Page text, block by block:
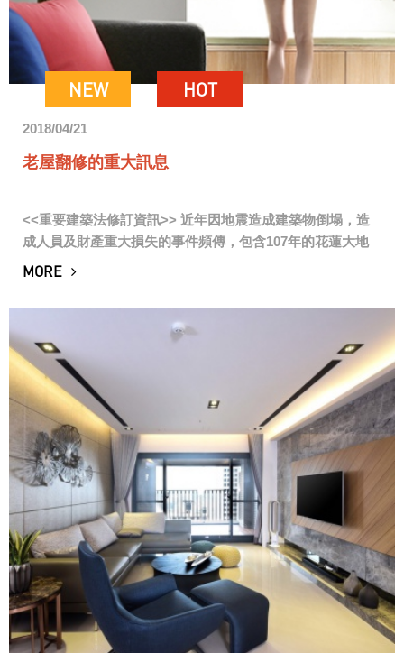
NEW HOT
2018/04/21
老屋翻修的重大訊息
<<重要建築法修訂資訊>> 近年因地震造成建築物倒塌，造
成人員及財產重大損失的事件頻傳，包含107年的花蓮大地
震，106年台南大地震等，行政院因此通過研修「建築法」
MORE